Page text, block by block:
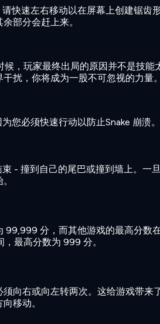
快速左右移动以在屏幕上创建锯齿
部分会赶上来。
，玩家最终出局的原因并不是技能
扰，你将成为一股不可忽视的力量。
您必须快速行动以防止Snake 崩溃。
- 撞到自己的尾巴或撞到墙上。一
99,999 分，而其他游戏的最高分数
最高分数为 999 分。
向右或向左转两次。这给游戏带来
移动。